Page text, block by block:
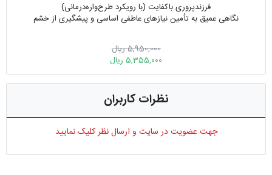
فرزندپروری باکفایت (با رویکرد طرح‌واره‌درمانی)
نگاهی عمیق به تأمین نیازهای عاطفی اساسی و پیشگیری از خشم
5,950,000 ریال
5,355,000 ریال
نظرات کاربران
جهت عضویت در سایت و ارسال نظر کلیک نمایید